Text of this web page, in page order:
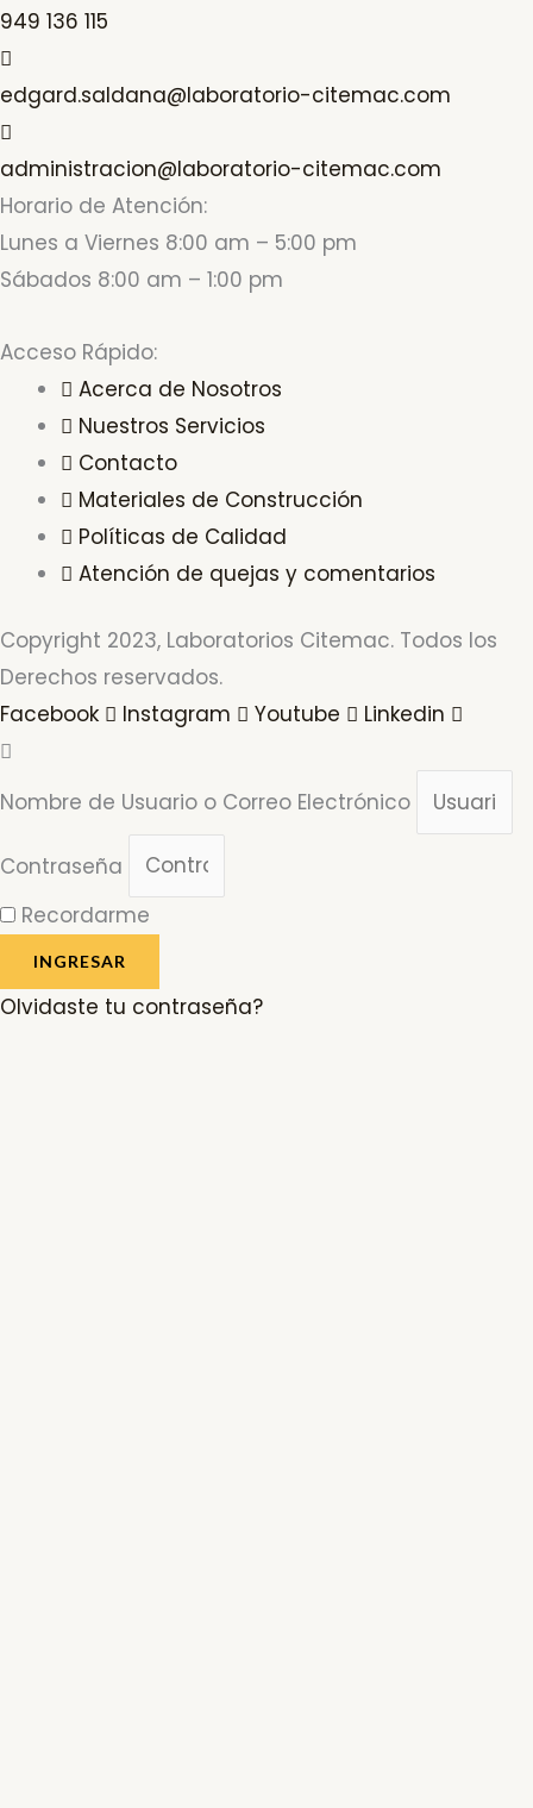
949 136 115
edgard.saldana@laboratorio-citemac.com
administracion@laboratorio-citemac.com
Horario de Atención:
Lunes a Viernes 8:00 am – 5:00 pm
Sábados 8:00 am – 1:00 pm
Acceso Rápido:
Acerca de Nosotros
Nuestros Servicios
Contacto
Materiales de Construcción
Políticas de Calidad
Atención de quejas y comentarios
Copyright 2023, Laboratorios Citemac. Todos los
Derechos reservados.
Facebook
Instagram Youtube Linkedin
Nombre de Usuario o Correo Electrónico
Contraseña
Recordarme
INGRESAR
Olvidaste tu contraseña?